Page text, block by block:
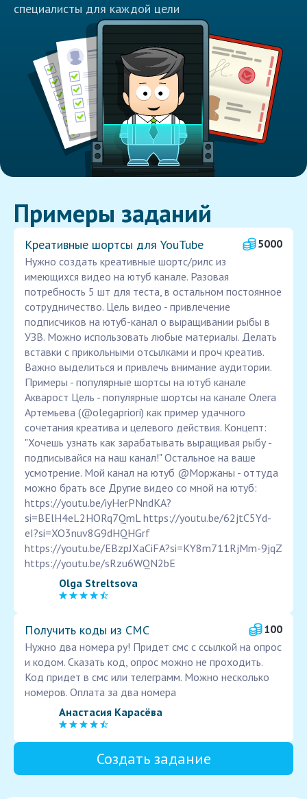
специалисты для каждой цели
Примеры заданий
Креативные шортсы для YouTube
5000
Нужно создать креативные шортс/рилс из
имеющихся видео на ютуб канале. Разовая
потребность 5 шт для теста, в остальном постоянное
сотрудничество. Цель видео - привлечение
подписчиков на ютуб-канал о выращивании рыбы в
УЗВ. Можно использовать любые материалы. Делать
вставки с прикольными отсылками и проч креатив.
Важно выделиться и привлечь внимание аудитории.
Примеры - популярные шортсы на ютуб канале
Акварост Цель - популярные шортсы на канале Олега
Артемьева (@olegapriori) как пример удачного
сочетания креатива и целевого действия. Концепт:
"Хочешь узнать как зарабатывать выращивая рыбу -
подписывайся на наш канал!" Остальное на ваше
усмотрение. Мой канал на ютуб @Моржаны - оттуда
можно брать все Другие видео со мной на ютуб:
https://youtu.be/iyHerPNndKA?
si=BElH4eL2HORq7QmL https://youtu.be/62jtC5Yd-
eI?si=XO3nuv8G9dHQHGrf
https://youtu.be/EBzpJXaCiFA?si=KY8m711RjMm-9jqZ
https://youtu.be/sRzu6WQN2bE
Olga Streltsova
Получить коды из СМС
100
Нужно два номера ру! Придет смс с ссылкой на опрос
и кодом. Сказать код, опрос можно не проходить.
Код придет в смс или телеграмм. Можно несколько
номеров. Оплата за два номера
Анастасия Карасёва
Создать задание